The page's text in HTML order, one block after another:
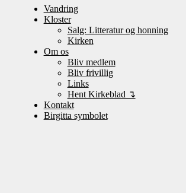
Vandring
Kloster
Salg: Litteratur og honning
Kirken
Om os
Bliv medlem
Bliv frivillig
Links
Hent Kirkeblad ↴
Kontakt
Birgitta symbolet